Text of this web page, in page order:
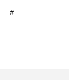
#